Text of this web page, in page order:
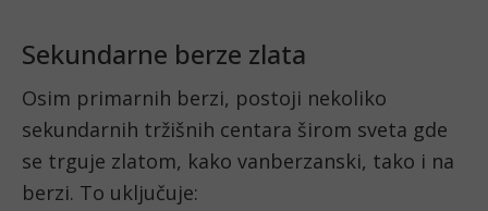
Sekundarne berze zlata
Osim primarnih berzi, postoji nekoliko
sekundarnih tržišnih centara širom sveta gde
se trguje zlatom, kako vanberzanski, tako i na
berzi. To uključuje: